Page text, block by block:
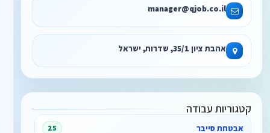
manager@qjob.co.il
אהבת ציון 35/1, שדרות, ישראל
קטגוריות עבודה
אבטחת סייבר 25